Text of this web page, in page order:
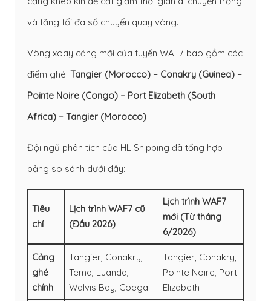
và tăng tối đa số chuyến quay vòng.
Vòng xoay cảng mới của tuyến WAF7 bao gồm các
điểm ghé: Tangier (Morocco) – Conakry (Guinea) –
Pointe Noire (Congo) – Port Elizabeth (South
Africa) – Tangier (Morocco)
Đội ngũ phân tích của HL Shipping đã tổng hợp
bảng so sánh dưới đây:
Tiêu
chí
Lịch trình WAF7 cũ
(Đầu 2026)
Lịch trình WAF7
mới (Từ tháng
6/2026)
Cảng
ghé
chính
Tangier, Conakry,
Tema, Luanda,
Walvis Bay, Coega
Tangier, Conakry,
Pointe Noire, Port
Elizabeth